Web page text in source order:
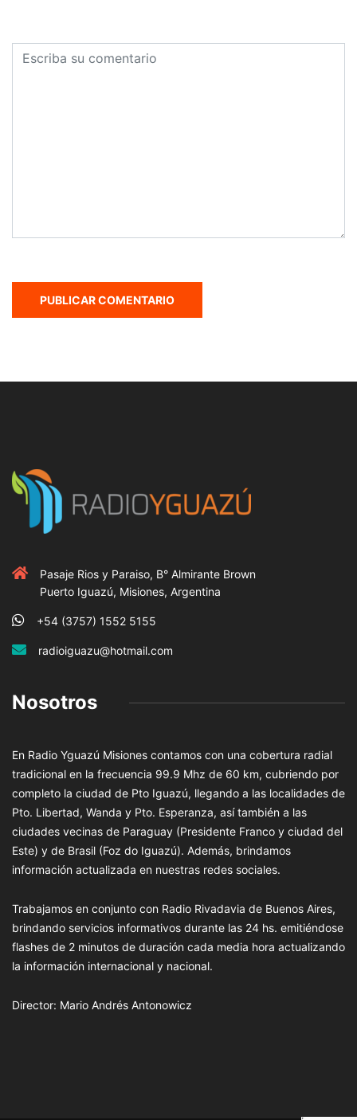
Pasaje Rios y Paraiso, B° Almirante Brown
Puerto Iguazú, Misiones, Argentina
+54 (3757) 1552 5155
radioiguazu@hotmail.com
Nosotros
En Radio Yguazú Misiones contamos con una cobertura radial
tradicional en la frecuencia 99.9 Mhz de 60 km, cubriendo por
completo la ciudad de Pto Iguazú, llegando a las localidades de
Pto. Libertad, Wanda y Pto. Esperanza, así también a las
ciudades vecinas de Paraguay (Presidente Franco y ciudad del
Este) y de Brasil (Foz do Iguazú). Además, brindamos
información actualizada en nuestras redes sociales.
Trabajamos en conjunto con Radio Rivadavia de Buenos Aires,
brindando servicios informativos durante las 24 hs. emitiéndose
flashes de 2 minutos de duración cada media hora actualizando
la información internacional y nacional.
Director: Mario Andrés Antonowicz